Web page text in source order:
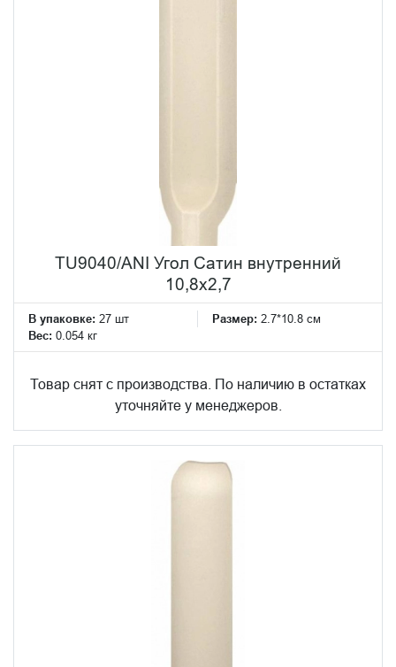
TU9040/ANI Угол Сатин внутренний
10,8x2,7
В упаковке: 27 шт Размер: 2.7*10.8 см
Вес: 0.054 кг
Товар снят с производства. По наличию в остатках
уточняйте у менеджеров.